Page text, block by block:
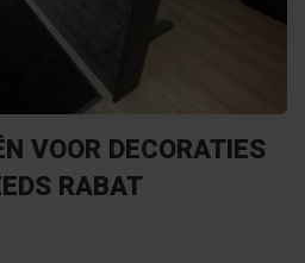
VOOR DECORATIES
RABAT